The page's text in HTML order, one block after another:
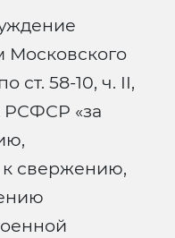
Московского
ст. 58-10, ч. II,
РСФСР «за
свержению,